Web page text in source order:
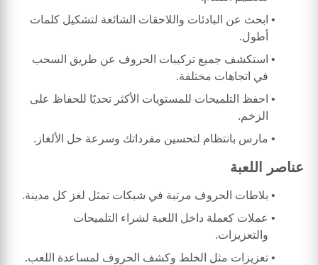
ابحث عن البادئات واللاحقات الشائعة لتشكيل كلمات
أطول.
استكشف جميع تركيبات الحروف عن طريق السحب
في اتجاهات مختلفة.
احفظ التلميحات للمستويات الأكثر تحديًا للحفاظ على
الزخم.
مارس بانتظام لتحسين مفرداتك وسرعة حل الألغاز.
عناصر اللعبة
بلاطات الحروف مرتبة في شبكات تمثل لغز كل مدينة.
عملات كعملة داخل اللعبة لشراء التلميحات
والتعزيزات.
تعزيزات مثل الخلط وكشف الحروف لمساعدة اللعب.